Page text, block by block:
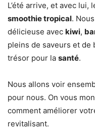
L’été arrive, et avec
smoothie tropical.
délicieuse avec kiwi,
pleins de saveurs et de
trésor pour la santé.
Nous allons voir
pour nous. On vous
comment améliorer
revitalisant.